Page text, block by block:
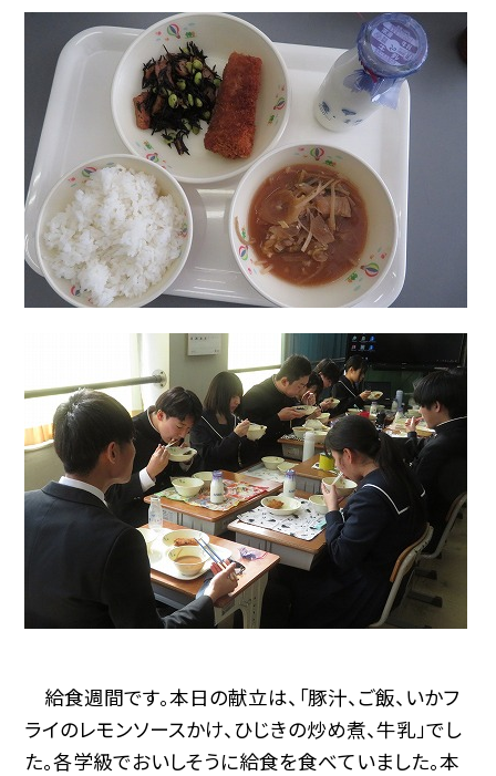
給食週間です。本日の献立は、「豚汁、ご飯、いかフ
ライのレモンソースかけ、ひじきの炒め煮、牛乳」でし
た。各学級でおいしそうに給食を食べていました。本